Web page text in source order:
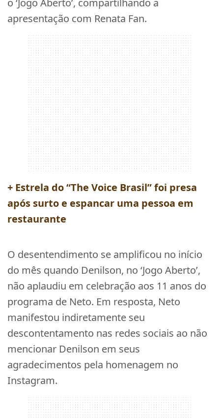
o ‘Jogo Aberto’, compartilhando a
apresentação com Renata Fan.
+ Estrela do “The Voice Brasil” foi presa
após surto e espancar uma pessoa em
restaurante
O desentendimento se amplificou no início
do mês quando Denilson, no ‘Jogo Aberto’,
não aplaudiu em celebração aos 11 anos do
programa de Neto. Em resposta, Neto
manifestou indiretamente seu
descontentamento nas redes sociais ao não
mencionar Denilson em seus
agradecimentos pela homenagem no
Instagram.